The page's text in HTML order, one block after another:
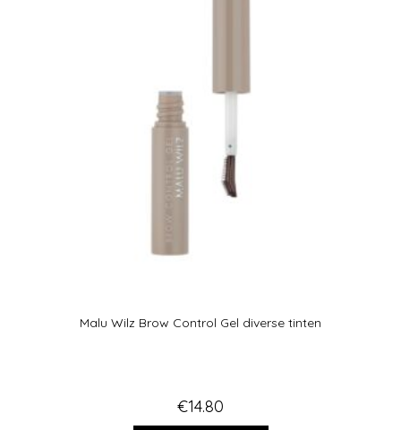
Malu Wilz Brow Control Gel diverse tinten
€14.80